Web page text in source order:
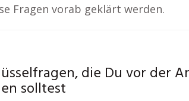
Fragen vorab geklärt werden.
die Du vor der
solltest